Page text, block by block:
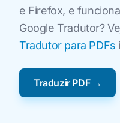
e Firefox, e
Google Tradutor?
Tradutor para PDFs
Traduzir PDF →